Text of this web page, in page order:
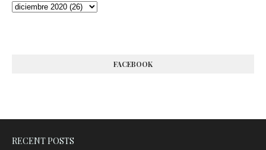
FACEBOOK
RECENT POSTS